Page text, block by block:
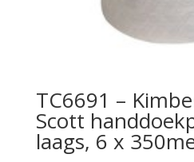
TC6691 –
Scott
laags, 6 x